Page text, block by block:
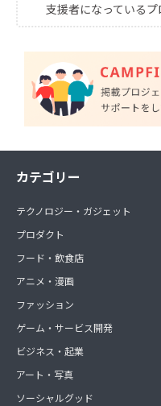
支援者になっているプ
カテゴリー
テクノロジー・ガジェット
プロダクト
フード・飲食店
アニメ・漫画
ファッション
ゲーム・サービス開発
ビジネス・起業
アート・写真
ソーシャルグッド